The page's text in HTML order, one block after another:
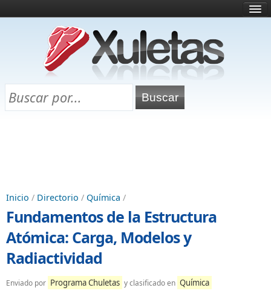
¿Qué es esto?
Directorio
Chuletas para exámenes
Inicio / Directorio / Química /
Fundamentos de la Estructura
Atómica: Carga, Modelos y
Radiactividad
Enviado por Programa Chuletas y clasificado en Química